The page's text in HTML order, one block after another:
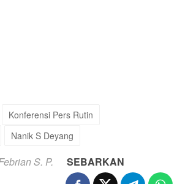
Konferensi Pers Rutin
Nanik S Deyang
S. P.
SEBARKAN